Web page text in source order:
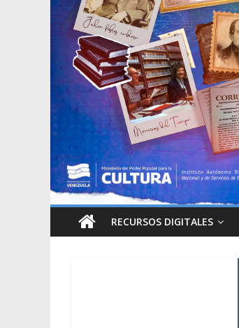
RECURSOS DIGITALES